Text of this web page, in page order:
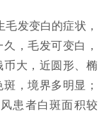
发变白的症状，
，毛发可变白，
大，近圆形、椭
，境界多明显；
患者白斑面积较